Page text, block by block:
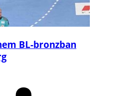
BL-bronzban